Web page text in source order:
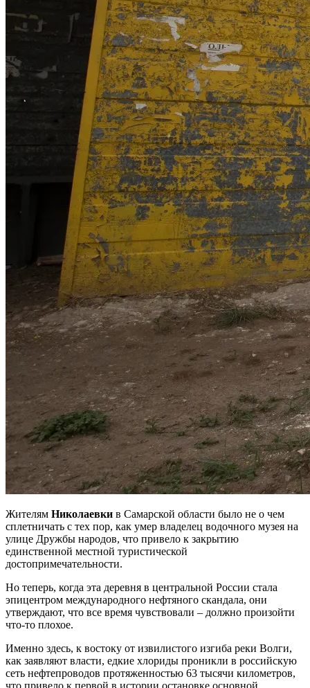
Жителям Николаевки в Самарской области было не о чем
сплетничать с тех пор, как умер владелец водочного музея на
улице Дружбы народов, что привело к закрытию
единственной местной туристической
достопримечательности.
Но теперь, когда эта деревня в центральной России стала
эпицентром международного нефтяного скандала, они
утверждают, что все время чувствовали – должно произойти
что-то плохое.
Именно здесь, к востоку от извилистого изгиба реки Волги,
как заявляют власти, едкие хлориды проникли в российскую
сеть нефтепроводов протяженностью 63 тысячи километров,
что привело к первой в истории остановке основной